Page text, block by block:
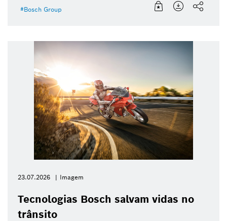
Bosch Group
23.07.2026 Imagem
Tecnologias Bosch salvam vidas no
trânsito